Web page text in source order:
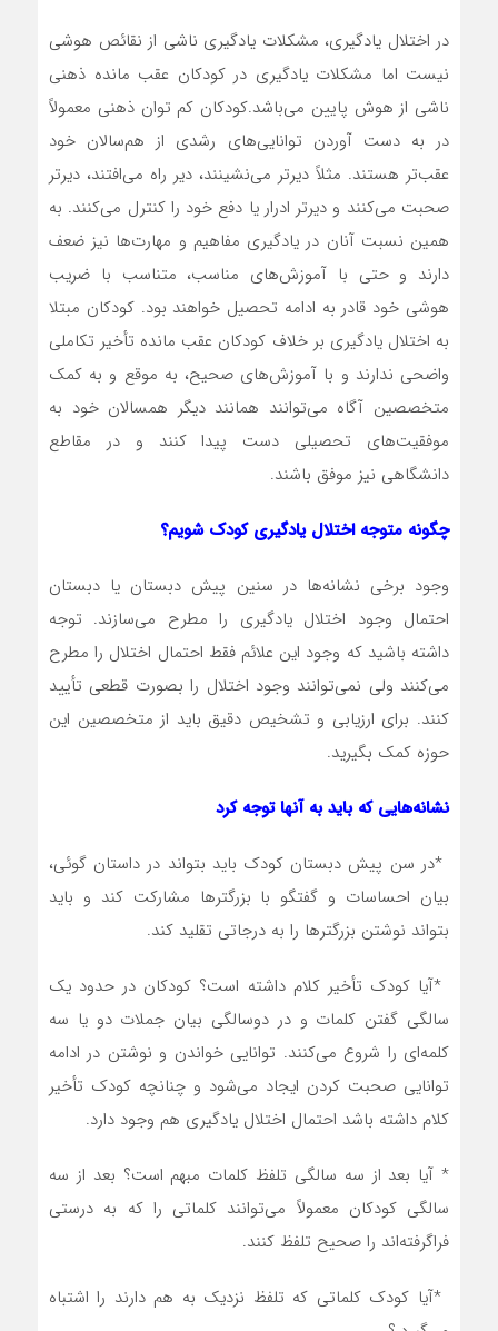
در اختلال یادگیری،‌ مشکلات یادگیری ناشی از نقائص هوشی
نیست اما مشکلات یادگیری در کودکان عقب مانده ذهنی
ناشی از هوش پایین می‌باشد‎.‎کودکان کم توان ذهنی معمولاً
در به دست آوردن توانایی‌های رشدی از هم‌سالان خود
عقب‌تر هستند. مثلاً دیرتر می‌نشینند، دیر راه می‌افتند، دیرتر
صحبت می‌کنند و دیرتر ادرار یا دفع خود را کنترل می‌کنند. به
همین نسبت آنان در یادگیری مفاهیم و مهارت‌ها نیز ضعف
دارند و حتی با آموزش‌های مناسب، متناسب با ضریب
هوشی خود قادر به ادامه تحصیل خواهند بود‎.‎ کودکان مبتلا
به اختلال یادگیری بر خلاف کودکان عقب مانده تأخیر تکاملی
واضحی ندارند و با آموزش‌های صحیح، به موقع و به کمک
متخصصین آگاه می‌توانند همانند دیگر همسالان خود به
موفقیت‌های تحصیلی دست پیدا کنند و در مقاطع
دانشگاهی نیز موفق باشند‎.‎
چگونه متوجه اختلال یادگیری کودک شویم؟
وجود برخی نشانه‌ها در سنین پیش دبستان یا دبستان
احتمال وجود اختلال یادگیری را مطرح می‌سازند‎.‎ توجه
داشته باشید که وجود این علائم فقط احتمال اختلال را مطرح
می‌کنند ولی نمی‌توانند وجود اختلال را بصورت قطعی تأیید
کنند. برای ارزیابی و تشخیص دقیق باید از متخصصین این
حوزه کمک بگیرید‎.‎
نشانه‌هایی که باید به آنها توجه کرد‎
‎* ‎در سن پیش دبستان کودک باید بتواند در داستان گوئی،
بیان احساسات و گفتگو با بزرگترها مشارکت کند و باید
بتواند نوشتن بزرگترها را به درجاتی تقلید کند‎.‎
‎* ‎آیا کودک تأخیر کلام داشته است؟ کودکان در حدود یک
سالگی گفتن کلمات و در دوسالگی بیان جملات دو یا سه
کلمه‌ای را شروع می‌کنند. توانایی خواندن و نوشتن در ادامه
توانایی صحبت کردن ایجاد می‌شود و چنانچه کودک تأخیر
کلام داشته باشد احتمال اختلال یادگیری هم وجود دارد‎.‎
* ‎آیا بعد از سه سالگی تلفظ کلمات مبهم است؟ بعد از سه
سالگی کودکان معمولاً می‌توانند کلماتی را که به درستی
فراگرفته‌اند را صحیح تلفظ کنند‎.‎
‎* ‎آیا کودک کلماتی که تلفظ نزدیک به هم دارند را اشتباه